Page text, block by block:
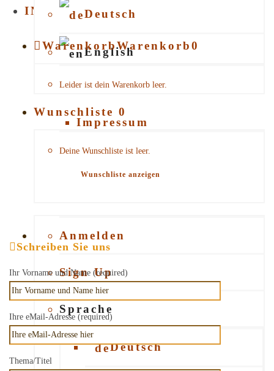
Deutsch
English
INFORMATION
Kundeninformationen
Verpackung
Impressum
Rückgaberecht
Über uns
Blog / News
Kontakt
WarenkorbWarenkorb0
Leider ist dein Warenkorb leer.
Wunschliste 0
Deine Wunschliste ist leer.
Wunschliste anzeigen
Anmelden
Sign Up
Sprache
Deutsch
Schreiben Sie uns
Ihr Vorname und Name (required)
Ihre eMail-Adresse (required)
Thema/Titel